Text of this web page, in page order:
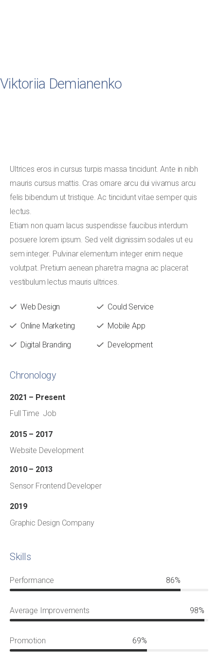
Viktoriia Demianenko
Ultrices eros in cursus turpis massa tincidunt. Ante in nibh
mauris cursus mattis. Cras ornare arcu dui vivamus arcu
felis bibendum ut tristique. Ac tincidunt vitae semper quis
lectus.
Etiam non quam lacus suspendisse faucibus interdum
posuere lorem ipsum. Sed velit dignissim sodales ut eu
sem integer. Pulvinar elementum integer enim neque
volutpat. Pretium aenean pharetra magna ac placerat
vestibulum lectus mauris ultrices.
Web Design
Online Marketing
Digital Branding
Could Service
Mobile App
Development
Chronology
2021 – Present
Full Time Job
2015 – 2017
Website Development
2010 – 2013
Sensor Frontend Developer
2019
Graphic Design Company
Skills
Performance 86%
Average Improvements 98%
Promotion 69%